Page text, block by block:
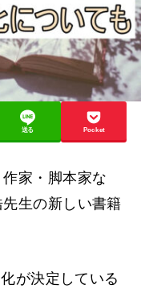
送る Pocket
家・脚本家な
生の新しい書籍
が決定している